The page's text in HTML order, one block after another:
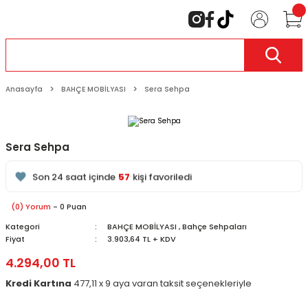
Anasayfa BAHÇE MOBİLYASI Sera Sehpa
Sera Sehpa
Son 24 saat içinde 57 kişi favoriledi
127 kişi inceledi
(0) Yorum - 0 Puan
Kategori
BAHÇE MOBİLYASI ,Bahçe Sehpaları
Fiyat
3.903,64 TL + KDV
4.294,00 TL
Kredi Kartına 477,11 x 9 aya varan taksit seçenekleriyle